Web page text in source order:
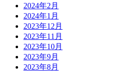
2024年2月
2024年1月
2023年12月
2023年11月
2023年10月
2023年9月
2023年8月